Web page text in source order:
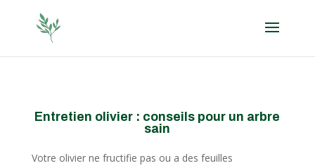
Entretien olivier : conseils pour un arbre
sain
Votre olivier ne fructifie pas ou a des feuilles